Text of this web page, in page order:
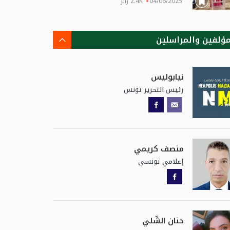
والمراسلين
نيابوليس
رئيس التحرير تونس
منصف كريمي
إعلامي تونسي
حنان الشّلي